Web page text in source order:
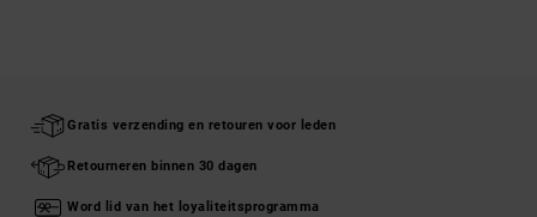
Gratis verzending en retouren voor leden
Retourneren binnen 30 dagen
Word lid van het loyaliteitsprogramma